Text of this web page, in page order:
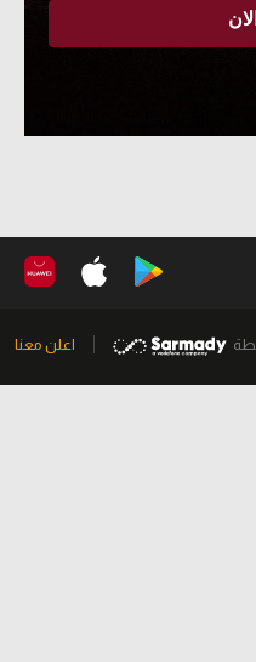
اعلن معنا